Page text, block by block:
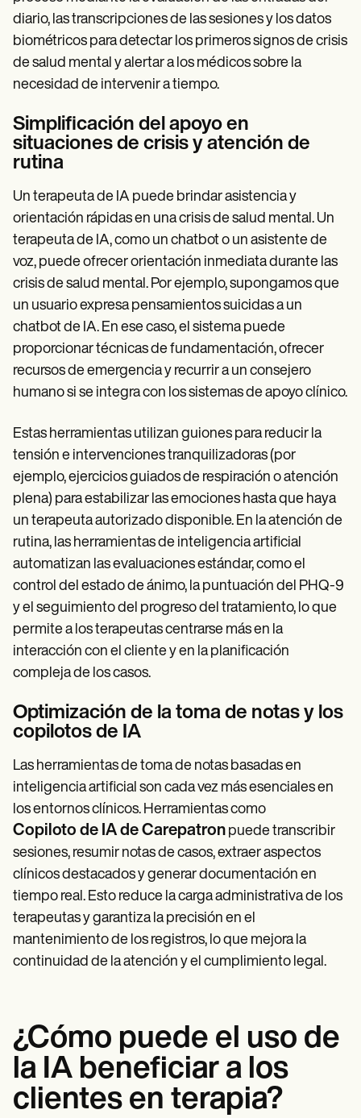
diario, las transcripciones de las sesiones y los datos
biométricos para detectar los primeros signos de crisis
de salud mental y alertar a los médicos sobre la
necesidad de intervenir a tiempo.
Simplificación del apoyo en
situaciones de crisis y atención de
rutina
Un terapeuta de IA puede brindar asistencia y
orientación rápidas en una crisis de salud mental. Un
terapeuta de IA, como un chatbot o un asistente de
voz, puede ofrecer orientación inmediata durante las
crisis de salud mental. Por ejemplo, supongamos que
un usuario expresa pensamientos suicidas a un
chatbot de IA. En ese caso, el sistema puede
proporcionar técnicas de fundamentación, ofrecer
recursos de emergencia y recurrir a un consejero
humano si se integra con los sistemas de apoyo clínico.
Estas herramientas utilizan guiones para reducir la
tensión e intervenciones tranquilizadoras (por
ejemplo, ejercicios guiados de respiración o atención
plena) para estabilizar las emociones hasta que haya
un terapeuta autorizado disponible. En la atención de
rutina, las herramientas de inteligencia artificial
automatizan las evaluaciones estándar, como el
control del estado de ánimo, la puntuación del PHQ-9
y el seguimiento del progreso del tratamiento, lo que
permite a los terapeutas centrarse más en la
interacción con el cliente y en la planificación
compleja de los casos.
Optimización de la toma de notas y los
copilotos de IA
Las herramientas de toma de notas basadas en
inteligencia artificial son cada vez más esenciales en
los entornos clínicos. Herramientas como
Copiloto de IA de Carepatron puede transcribir
sesiones, resumir notas de casos, extraer aspectos
clínicos destacados y generar documentación en
tiempo real. Esto reduce la carga administrativa de los
terapeutas y garantiza la precisión en el
mantenimiento de los registros, lo que mejora la
continuidad de la atención y el cumplimiento legal.
¿Cómo puede el uso de
la IA beneficiar a los
clientes en terapia?